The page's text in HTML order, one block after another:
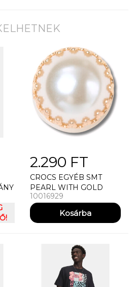
2.290 FT
CROCS EGYÉB SMT
PEARL WITH GOLD
ACCENTS
10016929